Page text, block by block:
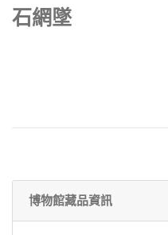
石網墜
博物館藏品資訊